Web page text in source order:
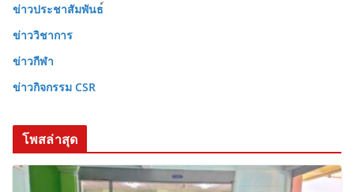
ข่าวประชาสัมพันธ
ข่าววิชาการ
ข่าวกีฬา
ข่าวกิจกรรม CSR
โพสล่าสุด